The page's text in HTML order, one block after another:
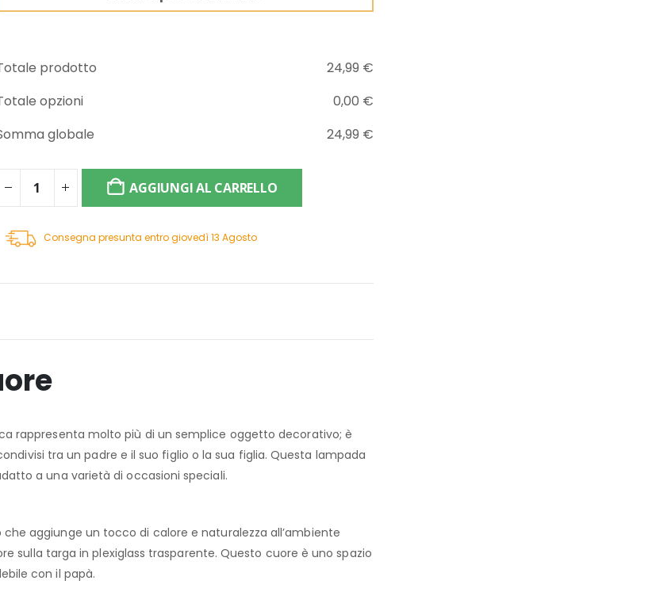
prodotto 24,99 €
opzioni
0,00 €
globale
24,99 €
AGGIUNGI AL CARRELLO
Consegna presunta entro giovedì 13 Agosto
rappresenta molto più di un semplice oggetto decorativo; è
tra un padre e il suo figlio o la sua figlia. Questa lampada
a una varietà di occasioni speciali.
aggiunge un tocco di calore e naturalezza all’ambiente
sulla targa in plexiglass trasparente. Questo cuore è uno spazio
con il papà.